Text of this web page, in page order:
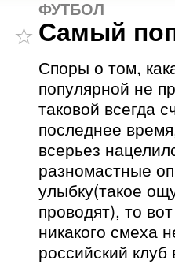
ФУТБОЛ
Самый
Споры о том,
популярной не
таковой всегда
последнее
всерьез
разномастные
улыбку(такое
проводят), то
никакого смеха
российский